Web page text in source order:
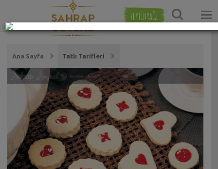
ZEYTİNYAĞI
Ana Sayfa Tatlı Tarifleri